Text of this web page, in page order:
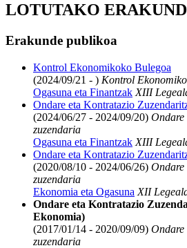
LOTUTAKO
Erakunde publikoa
Kontrol Ekonomikoko Bulegoa
(2024/09/21 - ) Kontrol
Ogasuna eta Finantzak XIII
Ondare eta Kontratazio
(2024/06/27 - 2024/09/20) Ondare
zuzendaria
Ogasuna eta Finantzak XIII
Ondare eta Kontratazio
(2020/08/10 - 2024/06/26) Ondare
zuzendaria
Ekonomia eta Ogasuna XII
Ondare eta Kontratazio
Ekonomia)
(2017/01/14 - 2020/09/09) Ondare
zuzendaria